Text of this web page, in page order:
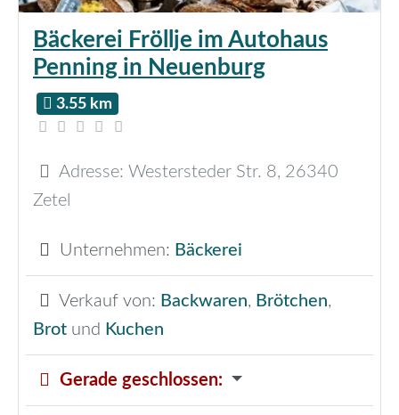
Bäckerei Fröllje im Autohaus
Penning in Neuenburg
3.55 km
Adresse: Westersteder Str. 8, 26340
Zetel
Unternehmen: Bäckerei
Verkauf von: Backwaren, Brötchen,
Brot und Kuchen
Gerade geschlossen: